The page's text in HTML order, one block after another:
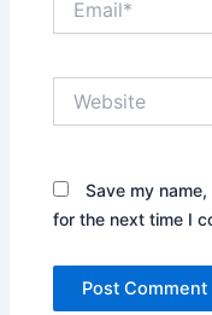
Save my
for the next time I